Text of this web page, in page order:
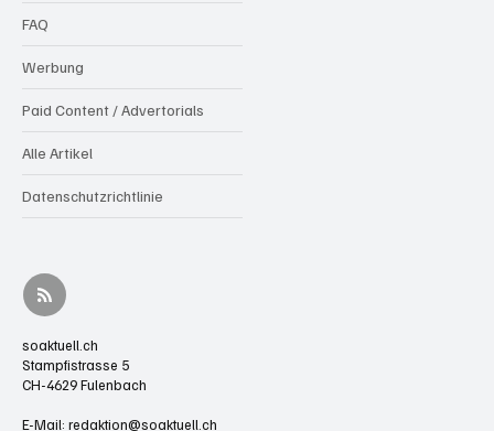
FAQ
Werbung
Paid Content / Advertorials
Alle Artikel
Datenschutzrichtlinie
soaktuell.ch
Stampfistrasse 5
CH-4629 Fulenbach
E-Mail: redaktion@soaktuell.ch